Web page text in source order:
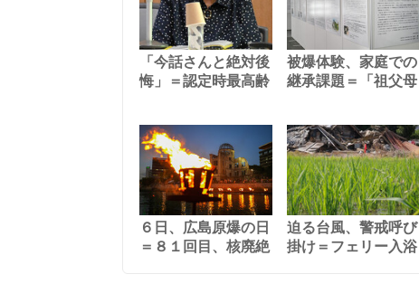
「今話さんと絶対後
悔」＝認定時最高齢
被爆体験、家庭での
継承課題＝「祖父母
６日、広島原爆の日
＝８１回目、核廃絶
迫る台風、警戒呼び
掛け＝フェリー入浴